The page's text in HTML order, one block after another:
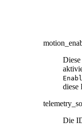
diese
Die